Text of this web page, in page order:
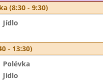
(8:30 - 9:30)
Jídlo
- 13:30)
Polévka
Jídlo